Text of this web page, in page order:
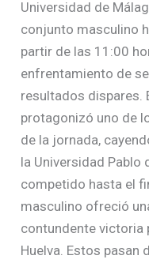
Universidad de
conjunto masculino
partir de las 11:00
enfrentamiento de
resultados dispares.
protagonizó uno de
de la jornada,
la Universidad Pablo
competido hasta el
masculino ofreció
contundente victoria
Huelva. Estos pasan